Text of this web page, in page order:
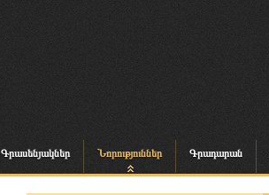
Գրասենյակներ Նորություններ Գրադարան